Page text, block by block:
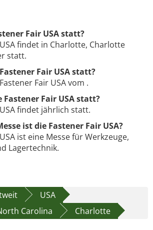
Fair USA statt?
findet in Charlotte, Charlotte
statt.
Fair USA statt?
Fair USA vom .
Fair USA statt?
findet jährlich statt.
ist die Fastener Fair USA?
ist eine Messe für Werkzeuge,
Lagertechnik.
USA
Carolina
Charlotte